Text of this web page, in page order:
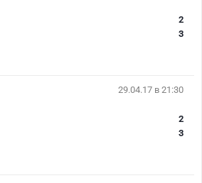
2
3
29.04.17 в 21:30
2
3